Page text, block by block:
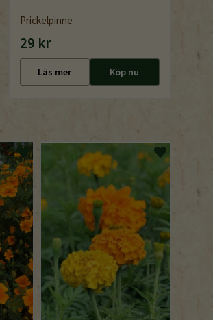
Prickelpinne
29 kr
Läs mer Köp nu